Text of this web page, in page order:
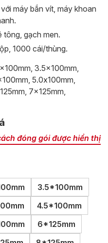
máy bắn vít, máy khoan
tông, gạch men.
1000 cái/thùng.
3.5x100mm,
5.0x100mm,
7x125mm,
đóng gói được hiển thị
3.5*100mm
4.5*100mm
6*125mm